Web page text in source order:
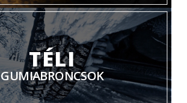
TÉLI
GUMIABRONCSOK